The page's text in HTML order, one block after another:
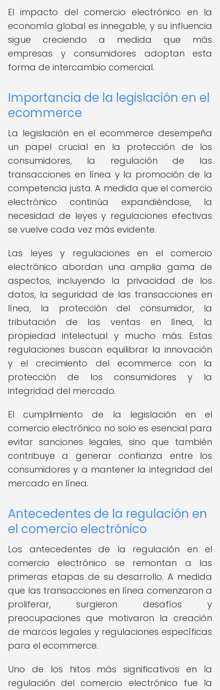
El impacto del comercio electrónico en la
economía global es innegable, y su influencia
sigue creciendo a medida que más
empresas y consumidores adoptan esta
forma de intercambio comercial.
Importancia de la legislación en el
ecommerce
La legislación en el ecommerce desempeña
un papel crucial en la protección de los
consumidores, la regulación de las
transacciones en línea y la promoción de la
competencia justa. A medida que el comercio
electrónico continúa expandiéndose, la
necesidad de leyes y regulaciones efectivas
se vuelve cada vez más evidente.
Las leyes y regulaciones en el comercio
electrónico abordan una amplia gama de
aspectos, incluyendo la privacidad de los
datos, la seguridad de las transacciones en
línea, la protección del consumidor, la
tributación de las ventas en línea, la
propiedad intelectual y mucho más. Estas
regulaciones buscan equilibrar la innovación
y el crecimiento del ecommerce con la
protección de los consumidores y la
integridad del mercado.
El cumplimiento de la legislación en el
comercio electrónico no solo es esencial para
evitar sanciones legales, sino que también
contribuye a generar confianza entre los
consumidores y a mantener la integridad del
mercado en línea.
Antecedentes de la regulación en
el comercio electrónico
Los antecedentes de la regulación en el
comercio electrónico se remontan a las
primeras etapas de su desarrollo. A medida
que las transacciones en línea comenzaron a
proliferar, surgieron desafíos y
preocupaciones que motivaron la creación
de marcos legales y regulaciones específicas
para el ecommerce.
Uno de los hitos más significativos en la
regulación del comercio electrónico fue la